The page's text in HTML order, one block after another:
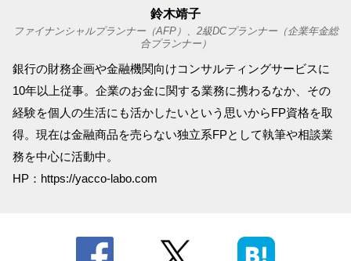
鈴木靖子
ファイナンシャルプランナー（AFP）、2級DCプランナー（企業年金総
合プランナー）
銀行の財務企画や金融機関向けコンサルティングサービスに
10年以上従事。企業のお金に関する業務に携わるなか、その
経験を個人の生活にも活かしたいという思いからFP資格を取
得。現在は金融商品を売らない独立系FPとして執筆や相談業
務を中心に活動中。
HP：https://yacco-labo.com